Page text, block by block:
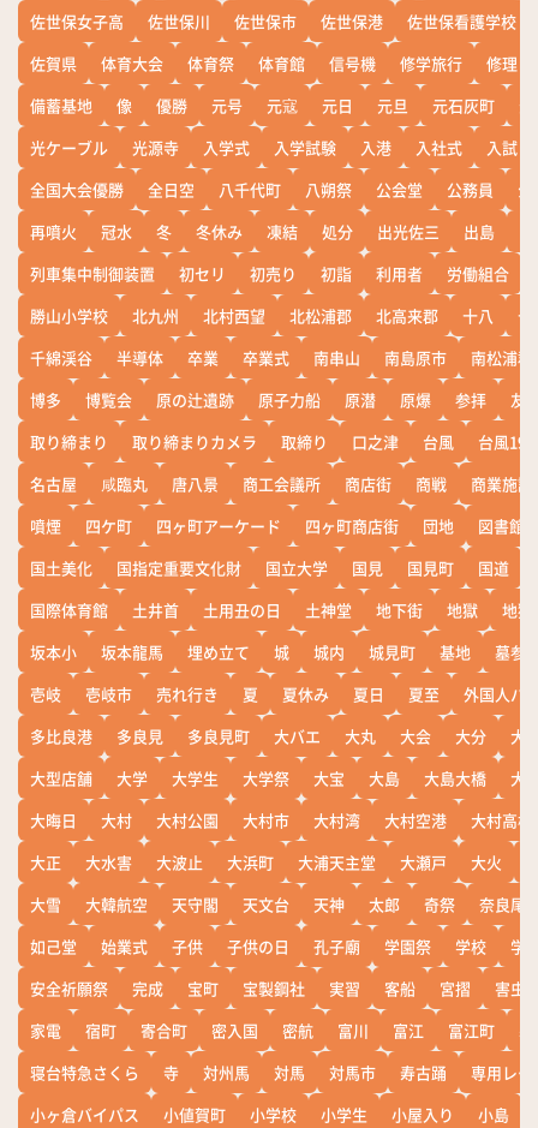
佐世保女子高
佐世保川 佐世保市 佐世保港
佐世保看護学校
佐賀県
体育大会 体育祭 体育館 信号機 修学旅行
修理
備蓄基地
像 優勝 元号 元寇 元日 元旦 元石灰町
光ケーブル
光源寺 入学式 入学試験 入港 入社式
入試
全国大会優勝
全日空 八千代町 八朔祭 公会堂 公務員
公
再噴火
冠水 冬 冬休み 凍結 処分 出光佐三 出島
列車集中制御装置
初セリ 初売り 初詣 利用者 労働組合
勝山小学校
北九州 北村西望 北松浦郡 北高来郡 十八
十
千綿渓谷
半導体 卒業 卒業式 南串山 南島原市
南松浦郡
博多
博覧会 原の辻遺跡 原子力船 原潜 原爆 参拝
友
取り締まり
取り締まりカメラ 取締り 口之津 台風
台風19
名古屋
咸臨丸 唐八景 商工会議所 商店街 商戦
商業施設
噴煙
四ケ町 四ヶ町アーケード 四ヶ町商店街 団地
図書館
国土美化
国指定重要文化財 国立大学 国見 国見町 国道
国際体育館
土井首 土用丑の日 土神堂 地下街 地獄
地獄
坂本小
坂本龍馬 埋め立て 城 城内 城見町 基地
墓参
壱岐
壱岐市 売れ行き 夏 夏休み 夏日 夏至
外国人バ
多比良港
多良見 多良見町 大バエ 大丸 大会 大分
大
大型店舗
大学 大学生 大学祭 大宝 大島 大島大橋
大
大晦日
大村 大村公園 大村市 大村湾 大村空港
大村高校
大正
大水害 大波止 大浜町 大浦天主堂 大瀬戸 大火
大雪
大韓航空 天守閣 天文台 天神 太郎 奇祭
奈良尾
如己堂
始業式 子供 子供の日 孔子廟 学園祭 学校
学
安全祈願祭
完成 宝町 宝製鋼社 実習 客船 宮摺
害虫
家電
宿町 寄合町 密入国 密航 富川 富江 富江町
寝台特急さくら
寺 対州馬 対馬 対馬市 寿古踊
専用レー
小ヶ倉バイパス
小値賀町 小学校 小学生 小屋入り 小島